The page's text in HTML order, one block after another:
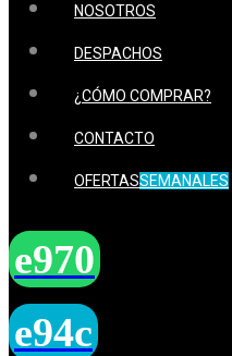
NOSOTROS
DESPACHOS
¿CÓMO COMPRAR?
CONTACTO
OFERTASSEMANALES